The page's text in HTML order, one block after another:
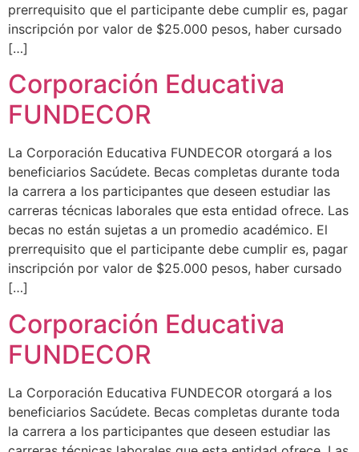
prerrequisito que el participante debe cumplir es, pagar
inscripción por valor de $25.000 pesos, haber cursado
[…]
Corporación Educativa
FUNDECOR
La Corporación Educativa FUNDECOR otorgará a los
beneficiarios Sacúdete. Becas completas durante toda
la carrera a los participantes que deseen estudiar las
carreras técnicas laborales que esta entidad ofrece. Las
becas no están sujetas a un promedio académico. El
prerrequisito que el participante debe cumplir es, pagar
inscripción por valor de $25.000 pesos, haber cursado
[…]
Corporación Educativa
FUNDECOR
La Corporación Educativa FUNDECOR otorgará a los
beneficiarios Sacúdete. Becas completas durante toda
la carrera a los participantes que deseen estudiar las